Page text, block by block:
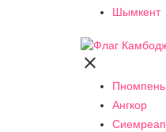
Шымкент

Пномпень
Ангкор
Сиемреап